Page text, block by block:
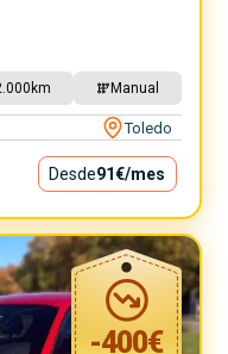
km Manual
Toledo
Desde91€/mes
-400€